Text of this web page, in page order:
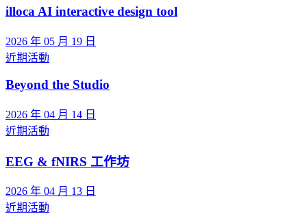
illoca AI interactive design tool
2026 年 05 月 19 日
近期活動
Beyond the Studio
2026 年 04 月 14 日
近期活動
EEG & fNIRS 工作坊
2026 年 04 月 13 日
近期活動